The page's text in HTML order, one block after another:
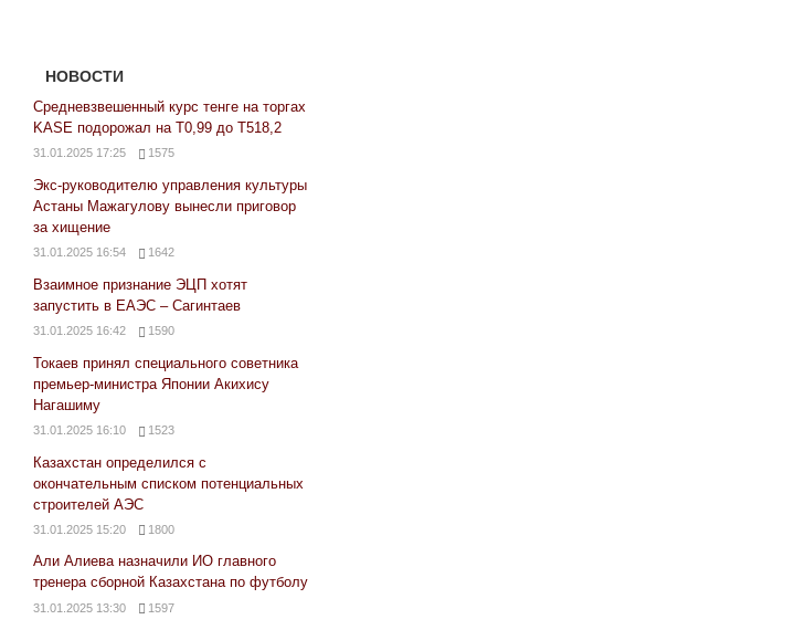
НОВОСТИ
Средневзвешенный курс тенге на торгах
KASE подорожал на Т0,99 до Т518,2
31.01.2025 17:25 1575
Экс-руководителю управления культуры
Астаны Мажагулову вынесли приговор
за хищение
31.01.2025 16:54 1642
Взаимное признание ЭЦП хотят
запустить в ЕАЭС – Сагинтаев
31.01.2025 16:42 1590
Токаев принял специального советника
премьер-министра Японии Акихису
Нагашиму
31.01.2025 16:10 1523
Казахстан определился с
окончательным списком потенциальных
строителей АЭС
31.01.2025 15:20 1800
Али Алиева назначили ИО главного
тренера сборной Казахстана по футболу
31.01.2025 13:30 1597